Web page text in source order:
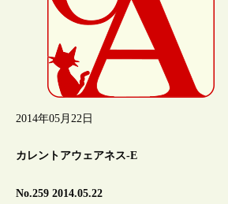
2014年05月22日
カレントアウェアネス-E
No.259 2014.05.22